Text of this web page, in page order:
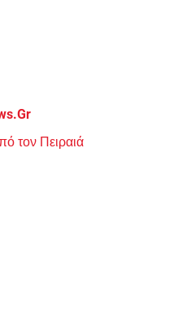
τον Πειραιά